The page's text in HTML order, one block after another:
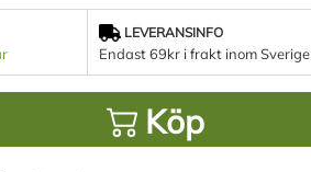
LEVERANSINFO
Endast 69kr i frakt inom Sverige
Köp